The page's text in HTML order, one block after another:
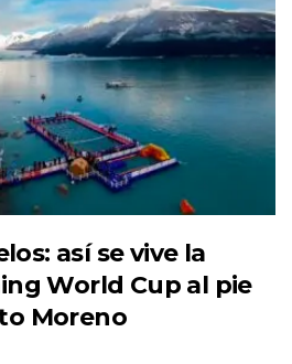
así se vive la
World Cup al pie
Moreno